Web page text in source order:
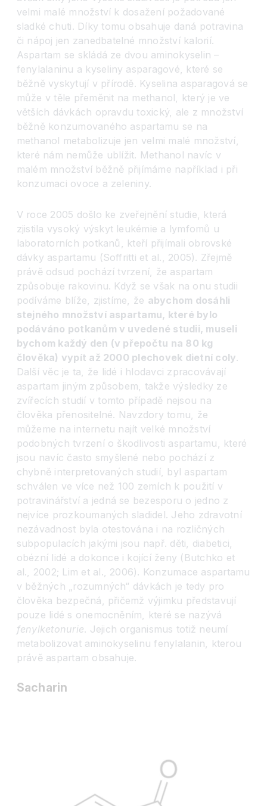
velmi malé množství k dosažení požadované
sladké chuti. Díky tomu obsahuje daná potravina
či nápoj jen zanedbatelné množství kalorií.
Aspartam se skládá ze dvou aminokyselin –
fenylalaninu a kyseliny asparagové, které se
běžně vyskytují v přírodě. Kyselina asparagová se
může v těle přeměnit na methanol, který je ve
větších dávkách opravdu toxický, ale z množství
běžně konzumovaného aspartamu se na
methanol metabolizuje jen velmi malé množství,
které nám nemůže ublížit. Methanol navíc v
malém množství běžně přijímáme například i při
konzumaci ovoce a zeleniny.
V roce 2005 došlo ke zveřejnění studie, která
zjistila vysoký výskyt leukémie a lymfomů u
laboratorních potkanů, kteří přijímali obrovské
dávky aspartamu (Soffritti et al., 2005). Zřejmě
právě odsud pochází tvrzení, že aspartam
způsobuje rakovinu. Když se však na onu studii
podíváme blíže, zjistíme, že abychom dosáhli
stejného množství aspartamu, které bylo
podáváno potkanům v uvedené studii, museli
bychom každý den (v přepočtu na 80 kg
člověka) vypít až 2000 plechovek dietní coly.
Další věc je ta, že lidé i hlodavci zpracovávají
aspartam jiným způsobem, takže výsledky ze
zvířecích studií v tomto případě nejsou na
člověka přenositelné. Navzdory tomu, že
můžeme na internetu najít velké množství
podobných tvrzení o škodlivosti aspartamu, které
jsou navíc často smyšlené nebo pochází z
chybně interpretovaných studií, byl aspartam
schválen ve více než 100 zemích k použití v
potravinářství a jedná se bezesporu o jedno z
nejvíce prozkoumaných sladidel. Jeho zdravotní
nezávadnost byla otestována i na rozličných
subpopulacích jakými jsou např. děti, diabetici,
obézní lidé a dokonce i kojící ženy (Butchko et
al., 2002; Lim et al., 2006). Konzumace aspartamu
v běžných „rozumných“ dávkách je tedy pro
člověka bezpečná, přičemž výjimku představují
pouze lidé s onemocněním, které se nazývá
fenylketonurie. Jejich organismus totiž neumí
metabolizovat aminokyselinu fenylalanin, kterou
právě aspartam obsahuje.
Sacharin